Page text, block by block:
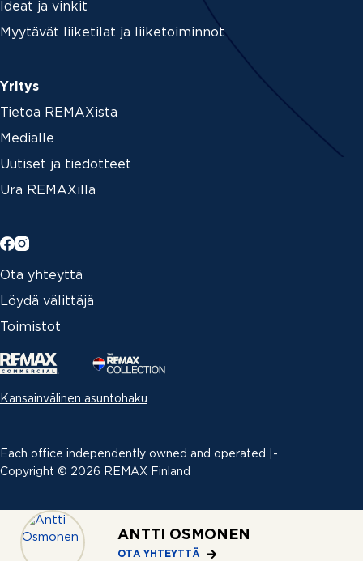
ANTTI OSMONEN
OTA YHTEYTTÄ
Ideat ja vinkit
Myytävät liiketilat ja liiketoiminnot
Yritys
Tietoa REMAXista
Medialle
Uutiset ja tiedotteet
Ura REMAXilla
Ota yhteyttä
Löydä välittäjä
Toimistot
Kansainvälinen asuntohaku
Each office independently owned and operated |­
Copyright © 2026 REMAX Finland
Erimielisyyksien ratkaiseminen
|